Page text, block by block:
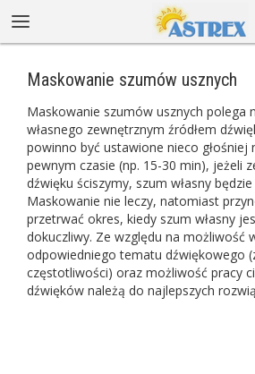
Maskowanie szumów usznych
Maskowanie szumów usznych polega
własnego zewnętrznym źródłem
powinno być ustawione nieco głośniej
pewnym czasie (np. 15-30 min), jeżeli
dźwięku ściszymy, szum własny
Maskowanie nie leczy, natomiast
przetrwać okres, kiedy szum własny
dokuczliwy. Ze względu na możliwość
odpowiedniego tematu dźwiękowego
częstotliwości) oraz możliwość pracy
dźwięków należą do najlepszych